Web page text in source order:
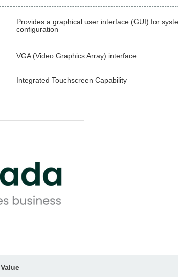
Provides a graphical user interface (GUI) for
configuration
VGA (Video Graphics Array) interface
Integrated Touchscreen Capability
Value